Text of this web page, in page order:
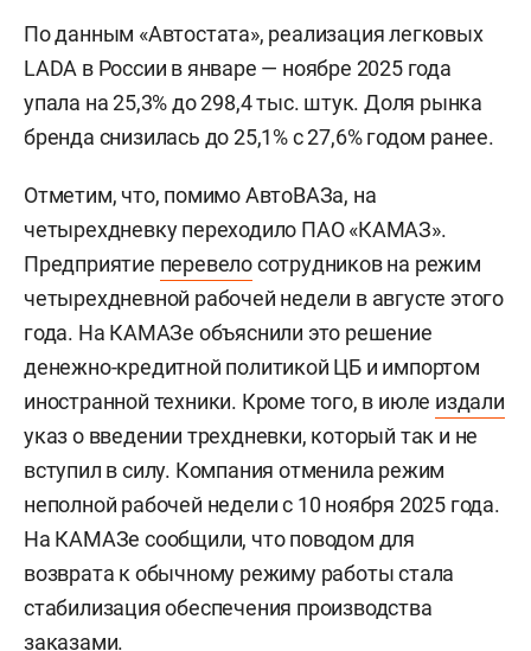
По данным «Автостата», реализация легковых
LADA в России в январе — ноябре 2025 года
упала на 25,3% до 298,4 тыс. штук. Доля рынка
бренда снизилась до 25,1% с 27,6% годом ранее.
Отметим, что, помимо АвтоВАЗа, на
четырехдневку переходило ПАО «КАМАЗ».
Предприятие перевелосотрудников на режим
четырехдневной рабочей недели в августе этого
года. На КАМАЗе объяснили это решение
денежно-кредитной политикой ЦБ и импортом
иностранной техники. Кроме того, в июле издали
указ о введении трехдневки, который так и не
вступил в силу. Компания отменила режим
неполной рабочей недели с 10 ноября 2025 года.
На КАМАЗе сообщили, что поводом для
возврата к обычному режиму работы стала
стабилизация обеспечения производства
заказами.